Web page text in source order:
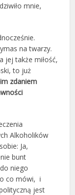
mnie,
na twarzy.
jej także miłość,
to już
zdaniem
Alkoholików
Ja,
bunt
niego
co mówi, i
jest